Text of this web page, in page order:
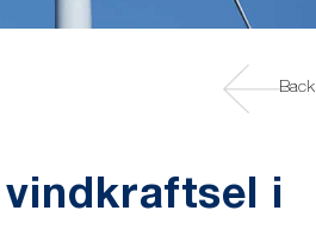
Back
vindkraftsel i